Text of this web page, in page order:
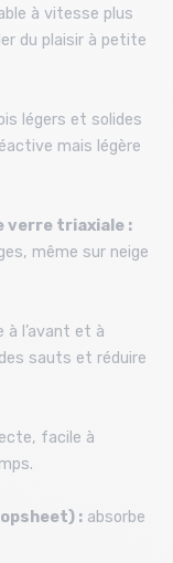
à vitesse plus
du plaisir à petite
légers et solides
mais légère
verre triaxiale :
même sur neige
à l’avant et à
des sauts et réduire
facile à
: absorbe